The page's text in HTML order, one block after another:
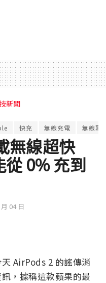
新聞
快充 無線充電 無線耳
無線超快
0% 充到
04 日
AirPods 2 的謠傳消
，據稱這款蘋果的最